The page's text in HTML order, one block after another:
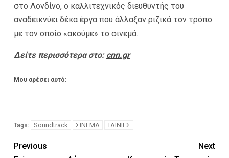
στο Λονδίνο, ο καλλιτεχνικός διευθυντής του
αναδεικνύει δέκα έργα που άλλαξαν ριζικά τον τρόπο
με τον οποίο «ακούμε» το σινεμά.
Δείτε περισσότερα στο: cnn.gr
Μου αρέσει αυτό:
Tags: Soundtrack ΣΙΝΕΜΑ ΤΑΙΝΙΕΣ
Previous
Next